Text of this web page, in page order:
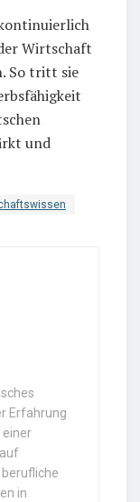
Wirtschaft
So tritt sie
und
Erfahrung
einer
in